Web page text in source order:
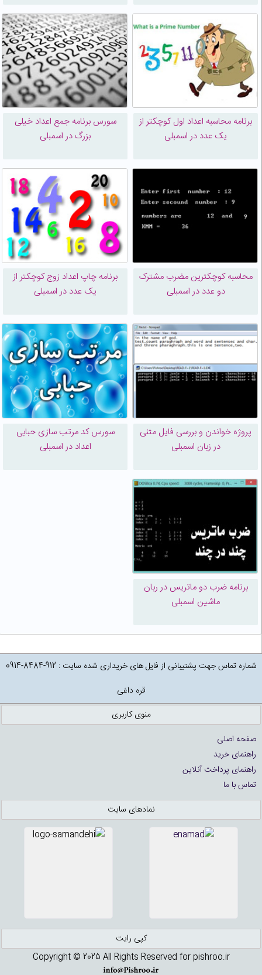
برنامه محاسبه اعداد اول کوچکتر از
یک عدد در اسمبلی
سورس برنامه جمع اعداد خیلی
بزرگ در اسمبلی
محاسبه کوچکترین مضرب مشترک
دو عدد در اسمبلی
برنامه چاپ اعداد زوج کوچکتر از
یک عدد در اسمبلی
پروژه خواندن و بررسی فایل متنی
در زبان اسمبلی
سورس کد مرتب سازی حبابی
اعداد در اسمبلی
برنامه ضرب دو ماتریس در ربان
ماشین اسمبلی
شماره تماس جهت پشتیبانی از فایل های خریداری شده سایت : 912-8484-0914
قره داغی
منوی کاربری
صفحه اصلی
راهنمای خرید
راهنمای پرداخت آنلاین
تماس با ما
نمادهای سایت
کپی رایت
Copyright © 2025 All Rights Reserved for pishroo.ir